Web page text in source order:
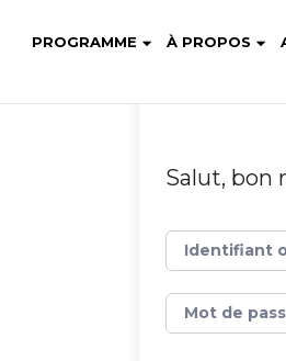
PROGRAMME À PROPOS
Salut, bon